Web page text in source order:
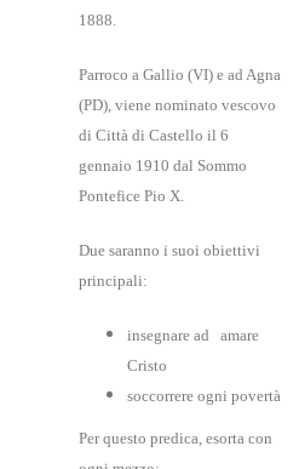
1888.
Parroco a Gallio (VI) e ad Agna
(PD), viene nominato vescovo
di Città di Castello il 6
gennaio 1910 dal Sommo
Pontefice Pio X.
Due saranno i suoi obiettivi
principali:
insegnare ad amare
Cristo
soccorrere ogni povertà
Per questo predica, esorta con